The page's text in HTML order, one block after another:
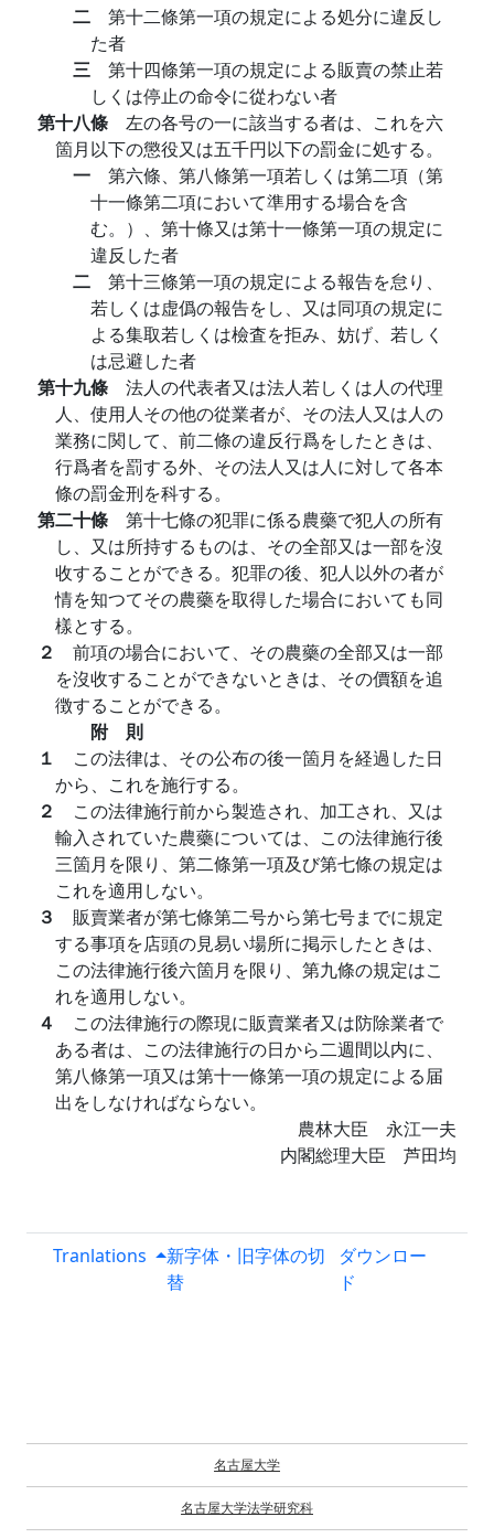
二 第十二條第一項の規定による処分に違反し
た者
三 第十四條第一項の規定による販賣の禁止若
しくは停止の命令に從わない者
第十八條 左の各号の一に該当する者は、これを六
箇月以下の懲役又は五千円以下の罰金に処する。
一 第六條、第八條第一項若しくは第二項（第
十一條第二項において準用する場合を含
む。）、第十條又は第十一條第一項の規定に
違反した者
二 第十三條第一項の規定による報告を怠り、
若しくは虚僞の報告をし、又は同項の規定に
よる集取若しくは檢査を拒み、妨げ、若しく
は忌避した者
第十九條 法人の代表者又は法人若しくは人の代理
人、使用人その他の從業者が、その法人又は人の
業務に関して、前二條の違反行爲をしたときは、
行爲者を罰する外、その法人又は人に対して各本
條の罰金刑を科する。
第二十條 第十七條の犯罪に係る農藥で犯人の所有
し、又は所持するものは、その全部又は一部を沒
收することができる。犯罪の後、犯人以外の者が
情を知つてその農藥を取得した場合においても同
樣とする。
２ 前項の場合において、その農藥の全部又は一部
を沒收することができないときは、その價額を追
徴することができる。
附 則
１ この法律は、その公布の後一箇月を経過した日
から、これを施行する。
２ この法律施行前から製造され、加工され、又は
輸入されていた農藥については、この法律施行後
三箇月を限り、第二條第一項及び第七條の規定は
これを適用しない。
３ 販賣業者が第七條第二号から第七号までに規定
する事項を店頭の見易い場所に掲示したときは、
この法律施行後六箇月を限り、第九條の規定はこ
れを適用しない。
４ この法律施行の際現に販賣業者又は防除業者で
ある者は、この法律施行の日から二週間以内に、
第八條第一項又は第十一條第一項の規定による届
出をしなければならない。
農林大臣 永江一夫
内閣総理大臣 芦田均
Tranlations
新字体・旧字体の切
替
ダウンロー
ド
名古屋大学
名古屋大学法学研究科